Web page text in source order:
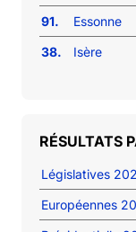
91.
Essonne
38.
Isère
RÉSULTATS
Législatives
Européennes